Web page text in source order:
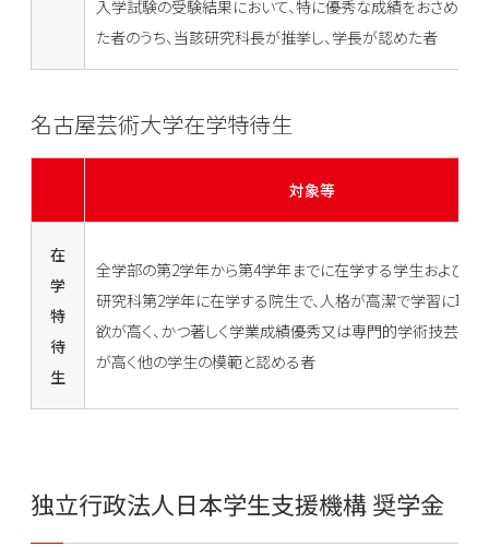
入学試験の受験結果において、特に優秀な成績をおさめて
た者のうち、当該研究科長が推挙し、学長が認めた者
名古屋芸術大学在学特待生
対象等
在
学
特
待
生
全学部の第2学年から第4学年までに在学する学生および大
研究科第2学年に在学する院生で、人格が高潔で学習に取り
欲が高く、かつ著しく学業成績優秀又は専門的学術技芸等
が高く他の学生の模範と認める者
独立行政法人日本学生支援機構 奨学金